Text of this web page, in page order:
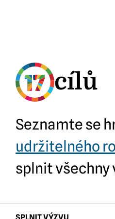
17 cílů
Seznamte se
udržitelného
splnit všechny